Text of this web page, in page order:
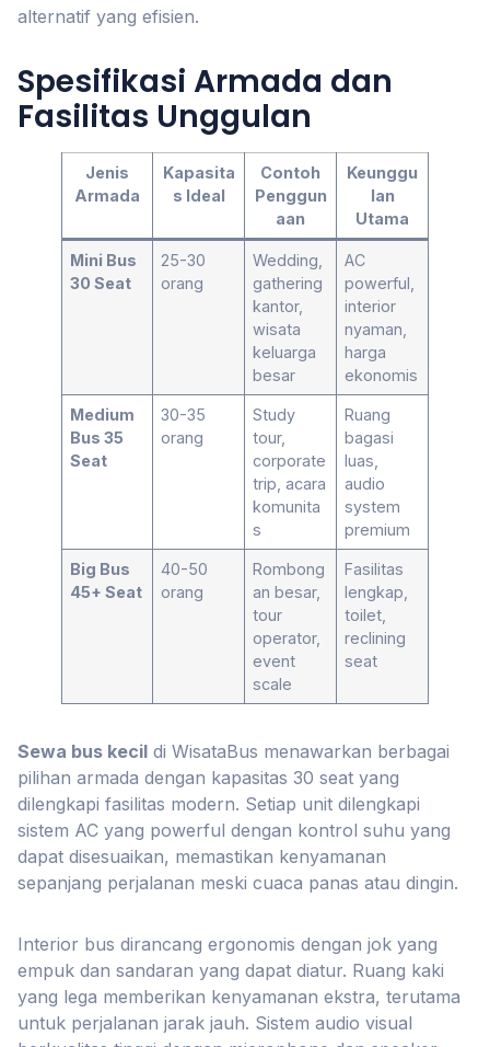
alternatif yang efisien.
Spesifikasi Armada dan
Fasilitas Unggulan
Jenis
Armada
Kapasita
s Ideal
Contoh
Penggun
aan
Keunggu
lan
Utama
Mini Bus
30 Seat
25-30
orang
Wedding,
gathering
kantor,
wisata
keluarga
besar
AC
powerful,
interior
nyaman,
harga
ekonomis
Medium
Bus 35
Seat
30-35
orang
Study
tour,
corporate
trip, acara
komunita
s
Ruang
bagasi
luas,
audio
system
premium
Big Bus
45+ Seat
40-50
orang
Rombong
an besar,
tour
operator,
event
scale
Fasilitas
lengkap,
toilet,
reclining
seat
Sewa bus kecil di WisataBus menawarkan berbagai
pilihan armada dengan kapasitas 30 seat yang
dilengkapi fasilitas modern. Setiap unit dilengkapi
sistem AC yang powerful dengan kontrol suhu yang
dapat disesuaikan, memastikan kenyamanan
sepanjang perjalanan meski cuaca panas atau dingin.
Interior bus dirancang ergonomis dengan jok yang
empuk dan sandaran yang dapat diatur. Ruang kaki
yang lega memberikan kenyamanan ekstra, terutama
untuk perjalanan jarak jauh. Sistem audio visual